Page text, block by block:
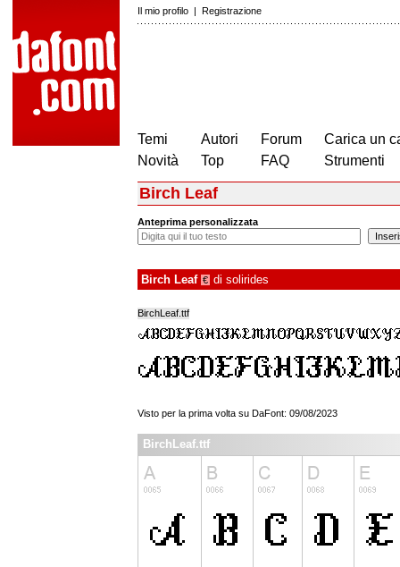
Il mio profilo | Registrazione
Temi
Novità
Autori
Top
Forum
FAQ
Carica un
Strumenti
Birch Leaf
Anteprima personalizzata
Birch Leaf € di solirides
BirchLeaf.ttf
Visto per la prima volta su DaFont: 09/08/2023
BirchLeaf.ttf